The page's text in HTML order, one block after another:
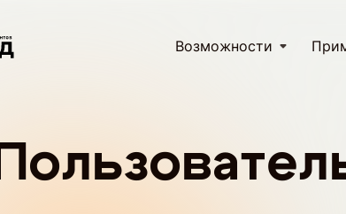
Возможности